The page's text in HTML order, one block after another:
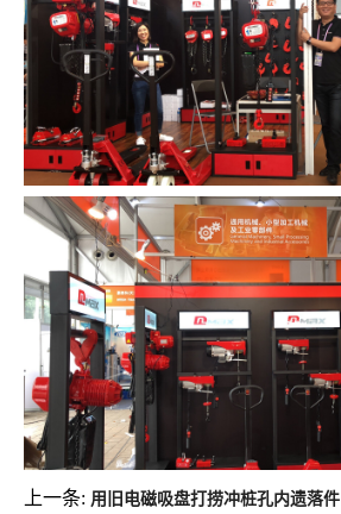
上一条: 用旧电磁吸盘打捞冲桩孔内遗落件